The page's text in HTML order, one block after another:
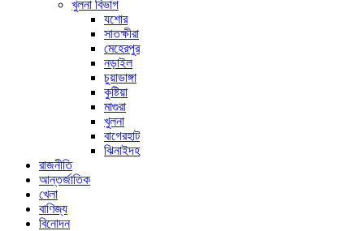
খুলনা বিভাগ
যশোর
সাতক্ষীরা
মেহেরপুর
নড়াইল
চুয়াডাঙ্গা
কুষ্টিয়া
মাগুরা
খুলনা
বাগেরহাট
ঝিনাইদহ
রাজনীতি
আন্তর্জাতিক
খেলা
বাণিজ্য
বিনোদন